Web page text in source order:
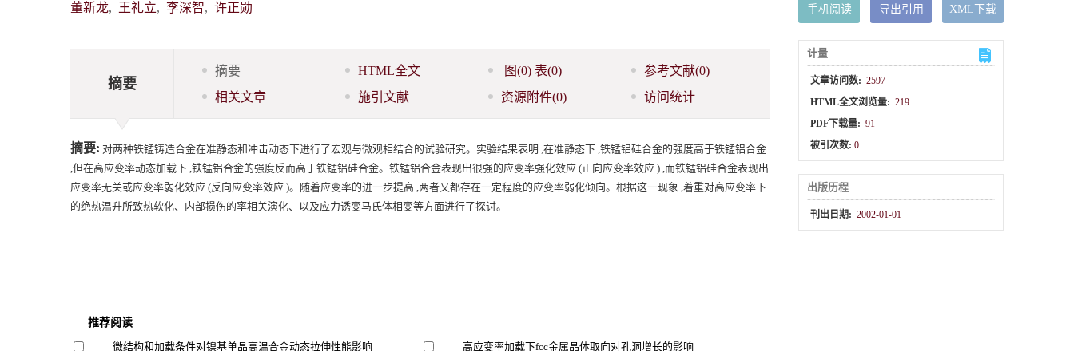
董新龙, 王礼立, 李深智, 许正勋
摘要
摘要 HTML全文 图(0) 表(0) 参考文献(0)
相关文章
施引文献 资源附件(0) 访问统计
摘要: 对两种铁锰铸造合金在准静态和冲击动态下进行了宏观与微观相结合的试验研究。实验结果表明 ,在准静态下 ,铁锰铝硅合金的强度高于铁锰铝合金
,但在高应变率动态加载下 ,铁锰铝合金的强度反而高于铁锰铝硅合金。铁锰铝合金表现出很强的应变率强化效应 (正向应变率效应 ) ,而铁锰铝硅合金表现出
应变率无关或应变率弱化效应 (反向应变率效应 )。随着应变率的进一步提高 ,两者又都存在一定程度的应变率弱化倾向。根据这一现象 ,着重对高应变率下
的绝热温升所致热软化、内部损伤的率相关演化、以及应力诱变马氏体相变等方面进行了探讨。
推荐阅读
微结构和加载条件对镍基单晶高温合金动态拉伸性能影响
高应变率加载下fcc金属晶体取向对孔洞增长的影响
手机阅读 导出引用 XML下载
计量
文章访问数: 2597
HTML全文浏览量: 219
PDF下载量: 91
被引次数:0
出版历程
刊出日期: 2002-01-01